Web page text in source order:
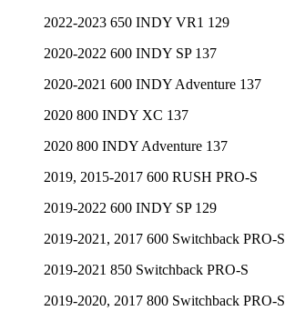
2022-2023 650 INDY VR1 129
2020-2022 600 INDY SP 137
2020-2021 600 INDY Adventure 137
2020 800 INDY XC 137
2020 800 INDY Adventure 137
2019, 2015-2017 600 RUSH PRO-S
2019-2022 600 INDY SP 129
2019-2021, 2017 600 Switchback PRO-S
2019-2021 850 Switchback PRO-S
2019-2020, 2017 800 Switchback PRO-S